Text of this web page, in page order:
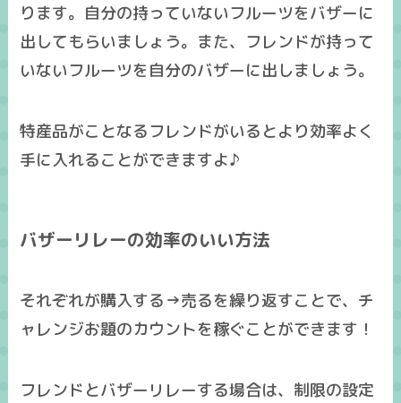
ります。自分の持っていないフルーツをバザーに
出してもらいましょう。また、フレンドが持って
いないフルーツを自分のバザーに出しましょう。
特産品がことなるフレンドがいるとより効率よく
手に入れることができますよ♪
バザーリレーの効率のいい方法
それぞれが購入する→売るを繰り返すことで、チ
ャレンジお題のカウントを稼ぐことができます！
フレンドとバザーリレーする場合は、制限の設定